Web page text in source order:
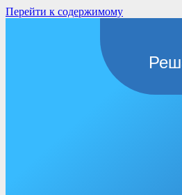
Перейти к содержимому